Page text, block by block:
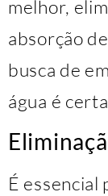
melhor,
absorção
busca de
água é
É